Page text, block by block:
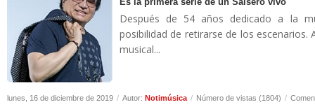
Después de 54 años dedicado a la
posibilidad de retirarse de los
musical...
lunes, 16 de diciembre de 2019 / Autor: Notimúsica / Número de vistas (1804) /